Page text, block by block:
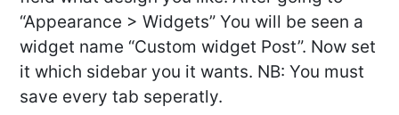
“Appearance > Widgets” You will be seen a
widget name “Custom widget Post”. Now set
it which sidebar you it wants. NB: You must
save every tab seperatly.